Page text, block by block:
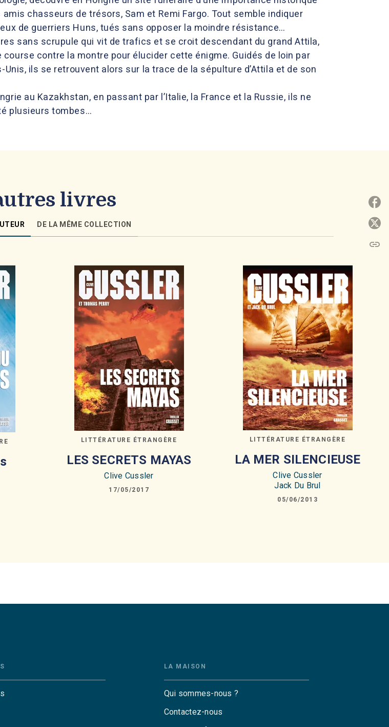
chasseurs de trésors, Sam et Remi Fargo. Tout semble indiquer
de guerriers Huns, tués sans opposer la moindre résistance…
sans scrupule qui vit de trafics et se croit descendant du grand Attila,
contre la montre pour élucider cette énigme. Guidés de loin par
ils se retrouvent alors sur la trace de la sépulture d’Attila et de son
au Kazakhstan, en passant par l’Italie, la France et la Russie, ils ne
plusieurs tombes…
livres
DE LA MÊME COLLECTION
LITTÉRATURE ÉTRANGÈRE
LES SECRETS MAYAS
Clive Cussler
17/05/2017
LITTÉRATURE ÉTRANGÈRE
LA MER SILENCIEUSE
Clive Cussler
Jack Du Brul
05/06/2013
link
LA MAISON
Qui sommes-nous ?
Contactez-nous